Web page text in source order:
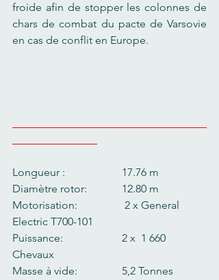
froide afin de stopper les colonnes de
chars de combat du pacte de Varsovie
en cas de conflit en Europe.
Longueur :   		17.76 m
Diamètre rotor:       	12.80 m
Motorisation:        	 2 x General
Electric T700-101
Puissance:      		2 x  1 660
Chevaux
Masse à vide:       	5,2 Tonnes